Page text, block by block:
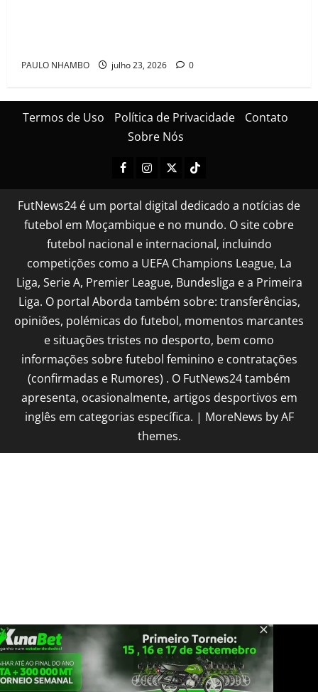
PAULO NHAMBO julho 23, 2026 0
Termos de Uso Política de Privacidade
Contato
Sobre Nós
FutNews24 é um portal digital dedicado a notícias de
futebol em Moçambique e no mundo. O site cobre
futebol nacional e internacional, incluindo
competições como a UEFA Champions League, La
Liga, Serie A, Premier League, Bundesliga e a Primeira
Liga. O portal Aborda também sobre: transferências,
opiniões, polémicas do futebol, momentos marcantes
e situações tristes no desporto, bem como
informações sobre futebol feminino e contratações
(confirmadas e Rumores) . O FutNews24 também
apresenta, ocasionalmente, artigos desportivos em
inglês em categorias específica. | MoreNews by AF
themes.